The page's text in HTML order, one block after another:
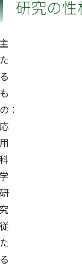
研究の性
主
た
る
も
の：
応
用
科
学
研
究
従
た
る